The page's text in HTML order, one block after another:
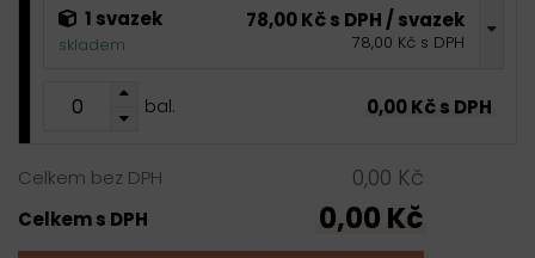
1 svazek
skladem
78,00 Kč s DPH / svazek
78,00 Kč s DPH
bal. 0,00 Kč s DPH
Celkem bez DPH 0,00 Kč
Celkem s DPH 0,00 Kč